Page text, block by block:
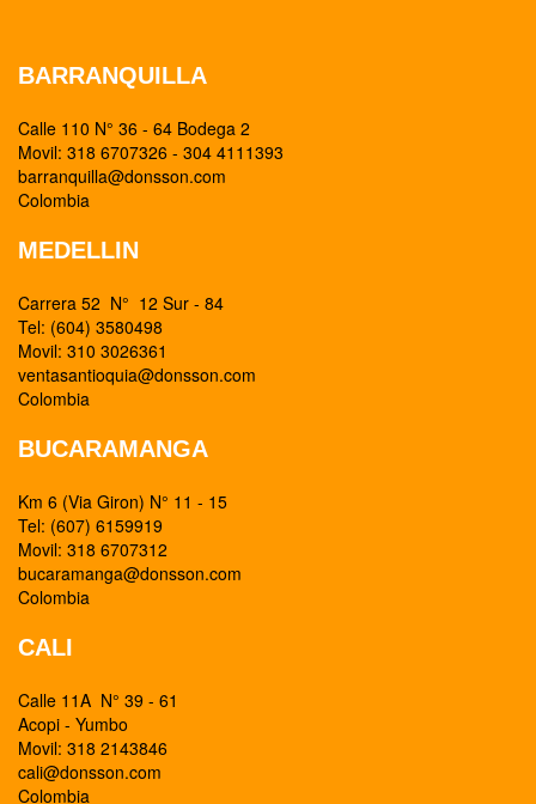
BARRANQUILLA
Calle 110 N° 36 - 64 Bodega 2
Movil: 318 6707326 - 304 4111393
barranquilla@donsson.com
Colombia
MEDELLIN
Carrera 52 N° 12 Sur - 84
Tel: (604) 3580498
Movil: 310 3026361
ventasantioquia@donsson.com
Colombia
BUCARAMANGA
Km 6 (Via Giron) N° 11 - 15
Tel: (607) 6159919
Movil: 318 6707312
bucaramanga@donsson.com
Colombia
CALI
Calle 11A N° 39 - 61
Acopi - Yumbo
Movil: 318 2143846
cali@donsson.com
Colombia